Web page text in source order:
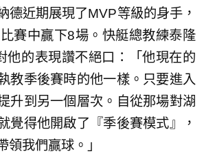
德近期展現了MVP等級的身手，
賽中贏下8場。快艇總教練泰隆
他的表現讚不絕口：「他現在的
教季後賽時的他一樣。只要進入
升到另一個層次。自從那場對湖
覺得他開啟了『季後賽模式』，
領我們贏球。」